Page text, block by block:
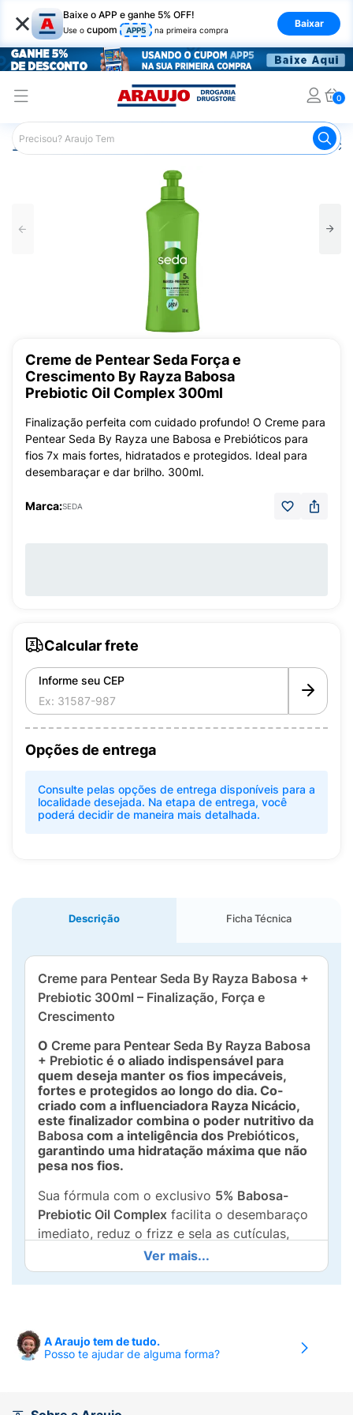
× Baixe o APP e ganhe 5% OFF!
Use o cupom APP5 na primeira compra
Baixar
0
Araujo Cabelo Creme para Pentear
Creme de Pentear Seda Força e
Crescimento By Rayza Babosa
Prebiotic Oil Complex 300ml
Finalização perfeita com cuidado profundo! O Creme para
Pentear Seda By Rayza une Babosa e Prebióticos para
fios 7x mais fortes, hidratados e protegidos. Ideal para
desembaraçar e dar brilho. 300ml.
Marca:SEDA
Calcular frete
Informe seu CEP
Opções de entrega
Consulte pelas opções de entrega disponíveis para a
localidade desejada. Na etapa de entrega, você
poderá decidir de maneira mais detalhada.
Descrição Ficha Técnica
Creme para Pentear Seda By Rayza Babosa +
Prebiotic 300ml – Finalização, Força e
Crescimento
O Creme para Pentear Seda By Rayza Babosa
+ Prebiotic é o aliado indispensável para
quem deseja manter os fios impecáveis,
fortes e protegidos ao longo do dia. Co-
criado com a influenciadora Rayza Nicácio,
este finalizador combina o poder nutritivo da
Babosa com a inteligência dos Prebióticos,
garantindo uma hidratação máxima que não
pesa nos fios.
Sua fórmula com o exclusivo 5% Babosa-
Prebiotic Oil Complex facilita o desembaraço
imediato, reduz o frizz e sela as cutículas,
deixando o cabelo visivelmente mais
saudável. Além de proporcionar brilho e
externas. É o toque final perfeito para todos
Ver mais...
A Araujo tem de tudo.
Posso te ajudar de alguma forma?